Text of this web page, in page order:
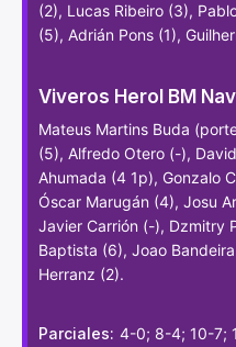
(2), Lucas Ribeiro (3),
(5), Adrián Pons (1),
Viveros Herol BM
Mateus Martins Buda
(5), Alfredo Otero (-),
Ahumada (4 1p), Gonzalo
Óscar Marugán (4), Josu
Javier Carrión (-), Dzmitry
Baptista (6), Joao
Herranz (2).
Parciales: 4-0; 8-4; 10-7;